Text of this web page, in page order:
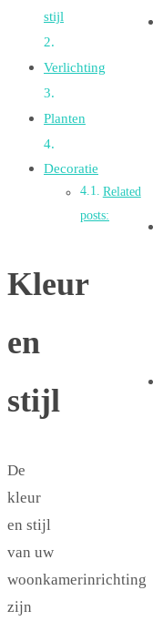
stijl
Verlichting
Planten
Decoratie
Related
posts:
Kleur
en
stijl
De
kleur
en stijl
van uw
woonkamerinrichting
zijn